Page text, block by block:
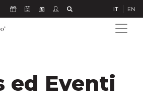
Icona Sostienici
Icona Calendario Eventi
Icona Newsletter
Icona Studenti IT EN
ed Eventi